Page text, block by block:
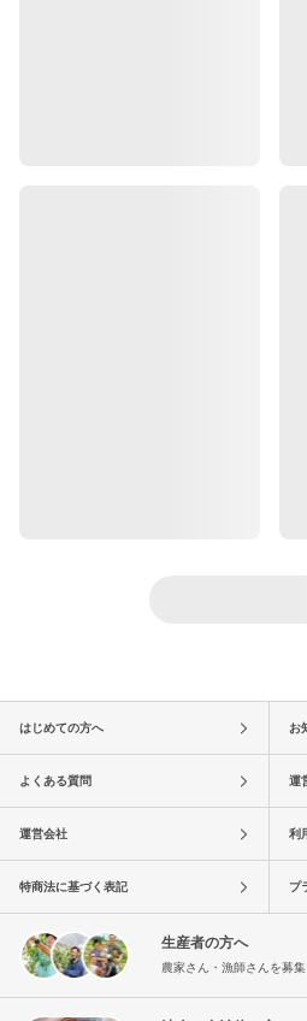
はじめての方へ お
よくある質問 運
運営会社 利
特商法に基づく表記 プ
生産者の方へ
農家さん・漁師さんを募